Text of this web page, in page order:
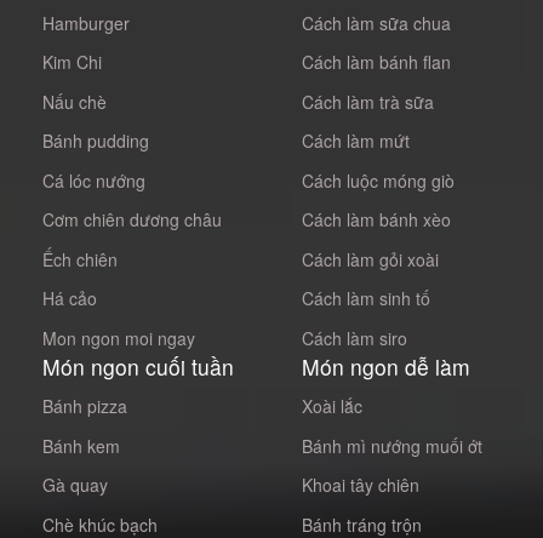
Hamburger
Kim Chi
Nấu chè
Bánh pudding
Cá lóc nướng
Cơm chiên dương châu
Ếch chiên
Há cảo
Mon ngon moi ngay
Cách làm sữa chua
Cách làm bánh flan
Cách làm trà sữa
Cách làm mứt
Cách luộc móng giò
Cách làm bánh xèo
Cách làm gỏi xoài
Cách làm sinh tố
Cách làm siro
Món ngon cuối tuần
Bánh pizza
Bánh kem
Gà quay
Chè khúc bạch
Món ngon dễ làm
Xoài lắc
Bánh mì nướng muối ớt
Khoai tây chiên
Bánh tráng trộn